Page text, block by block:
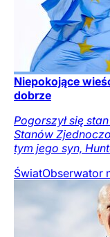
Niepokojące
dobrze
Pogorszył się
Stanów
tym jego syn,
ŚwiatObserwator